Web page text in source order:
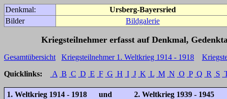
Denkmal: Ursberg-Bayersried
Bilder
Bildgalerie
Kriegsteilnehmer erfasst auf Denkmal,
Gesamtübersicht Kriegsteilnehmer 1. Weltkrieg 1914 - 1918
Quicklinks:
A B C D E F G H I J K L M N O P Q R S
1. Weltkrieg 1914 - 1918 und
2. Weltkrieg 1939 - 1945